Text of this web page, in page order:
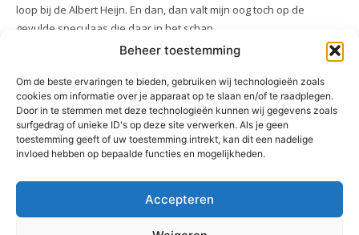
Beheer toestemming
Om de beste ervaringen te bieden, gebruiken wij technologieën zoals
cookies om informatie over je apparaat op te slaan en/of te raadplegen.
Door in te stemmen met deze technologieën kunnen wij gegevens zoals
surfgedrag of unieke ID's op deze site verwerken. Als je geen
toestemming geeft of uw toestemming intrekt, kan dit een nadelige
invloed hebben op bepaalde functies en mogelijkheden.
Accepteren
loop bij de Albert Heijn. En dan, dan valt mijn oog toch op de
gevulde speculaas die daar in het schap...
1 2